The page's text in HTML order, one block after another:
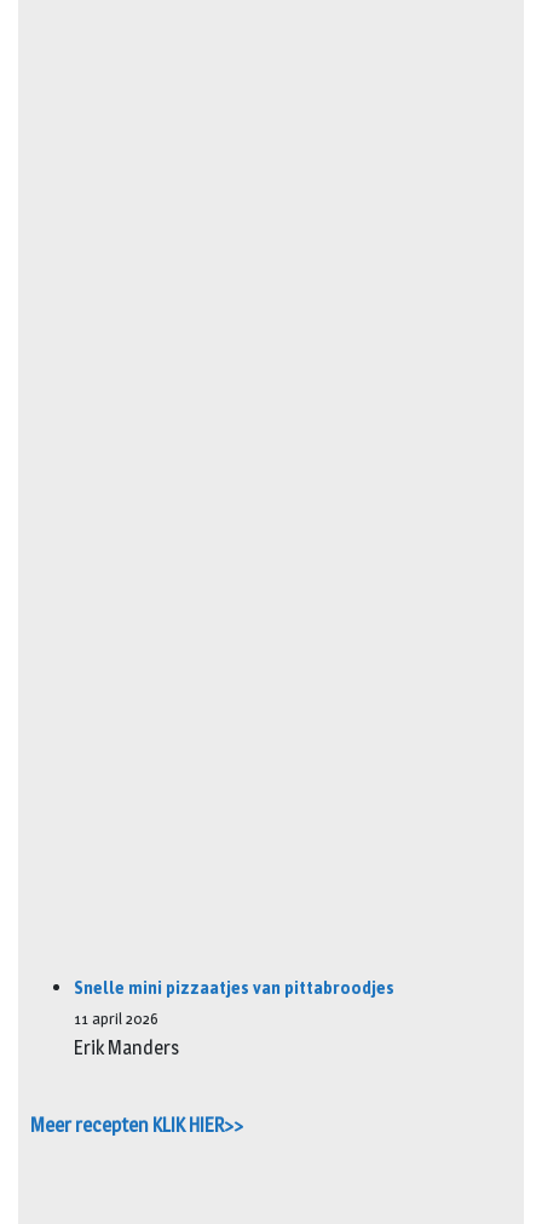
Snelle mini pizzaatjes van pittabroodjes
11 april 2026
Erik Manders
Meer recepten KLIK HIER>>